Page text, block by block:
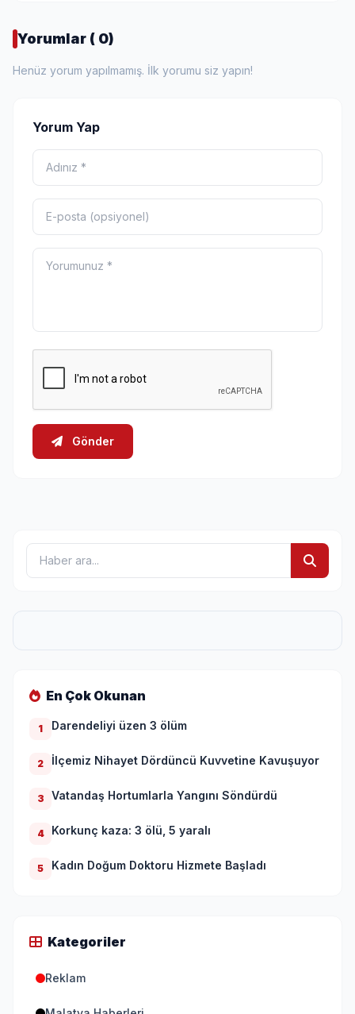
Yorumlar ( 0)
Henüz yorum yapılmamış. İlk yorumu siz yapın!
Yorum Yap
Gönder
En Çok Okunan
1 Darendeliyi üzen 3 ölüm
2 İlçemiz Nihayet Dördüncü Kuvvetine Kavuşuyor
3 Vatandaş Hortumlarla Yangını Söndürdü
4 Korkunç kaza: 3 ölü, 5 yaralı
5 Kadın Doğum Doktoru Hizmete Başladı
Kategoriler
Reklam